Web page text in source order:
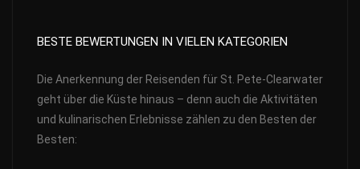
BESTE BEWERTUNGEN IN VIELEN KATEGORIEN
Die Anerkennung der Reisenden für St. Pete-Clearwater
geht über die Küste hinaus – denn auch die Aktivitäten
und kulinarischen Erlebnisse zählen zu den Besten der
Besten: